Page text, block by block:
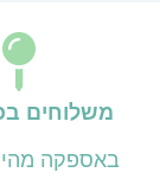
משלוחים
באספקה